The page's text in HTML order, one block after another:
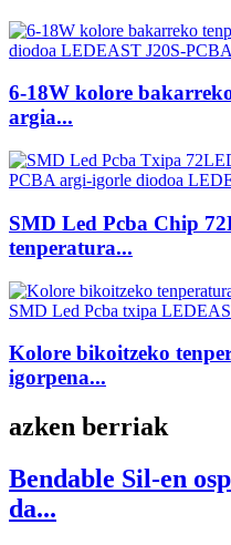
6-18W kolore
argia...
SMD Led Pcba Chip
tenperatura...
Kolore bikoitzeko
igorpena...
azken berriak
Bendable Sil-en
da...